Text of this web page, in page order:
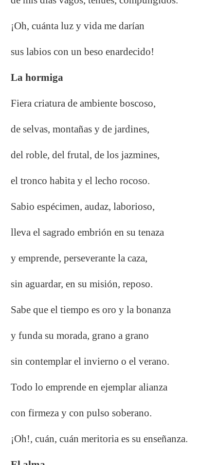
¡Oh, cuánta luz y vida me darían
sus labios con un beso enardecido!
La hormiga
Fiera criatura de ambiente boscoso,
de selvas, montañas y de jardines,
del roble, del frutal, de los jazmines,
el tronco habita y el lecho rocoso.
Sabio espécimen, audaz, laborioso,
lleva el sagrado embrión en su tenaza
y emprende, perseverante la caza,
sin aguardar, en su misión, reposo.
Sabe que el tiempo es oro y la bonanza
y funda su morada, grano a grano
sin contemplar el invierno o el verano.
Todo lo emprende en ejemplar alianza
con firmeza y con pulso soberano.
¡Oh!, cuán, cuán meritoria es su enseñanza.